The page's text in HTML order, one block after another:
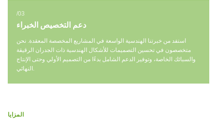
/03
دعم التخصيص الخبراء
استفد من خبرتنا الهندسية الواسعة في المشاريع المخصصة المعقدة. نحن
متخصصون في تحسين التصميمات للأشكال الهندسية ذات الجدران الرقيقة
والسبائك الخاصة، وتوفير الدعم الشامل بدءًا من التصميم الأولي وحتى الإنتاج
المزايا